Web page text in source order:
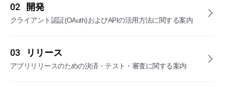
02 開発
クライアント認証(OAuth)およびAPIの活用方法に関する案内
03 リリース
アプリリリースのための決済・テスト・審査に関する案内